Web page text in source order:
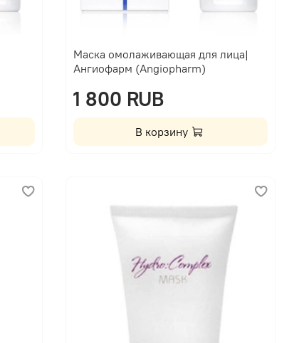
Маска омолаживающая для лица|
Ангиофарм (Angiopharm)
1 800 RUB
В корзину